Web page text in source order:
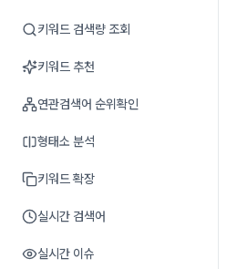
키워드 검색량 조회
키워드 추천
연관검색어 순위확인
형태소 분석
키워드 확장
실시간 검색어
실시간 이슈